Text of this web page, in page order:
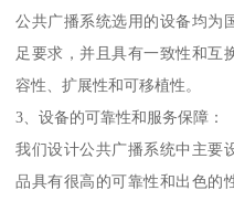
公共广播系统选用的设备均为
足要求，并且具有一致性和互
容性、扩展性和可移植性。
3、设备的可靠性和服务保障：
我们设计公共广播系统中主要
品具有很高的可靠性和出色的